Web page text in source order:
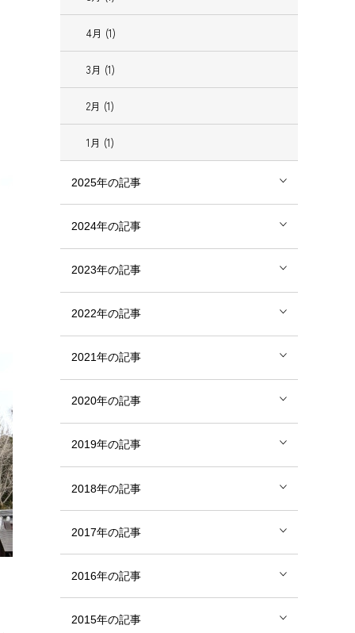
4月 (1)
3月 (1)
2月 (1)
1月 (1)
2025年の記事
2024年の記事
2023年の記事
2022年の記事
2021年の記事
2020年の記事
2019年の記事
2018年の記事
2017年の記事
2016年の記事
2015年の記事